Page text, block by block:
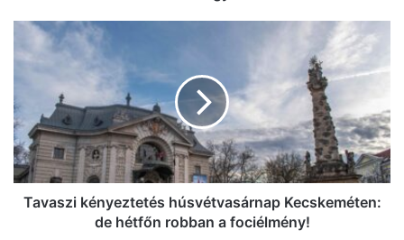
Tavaszi
kényeztetés
húsvétvasárnap
Kecskeméten:
de
hétfőn
robban
a
fociélmény!
Tavaszi kényeztetés húsvétvasárnap Kecskeméten:
de hétfőn robban a fociélmény!